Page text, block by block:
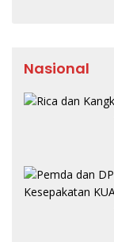
Nasional